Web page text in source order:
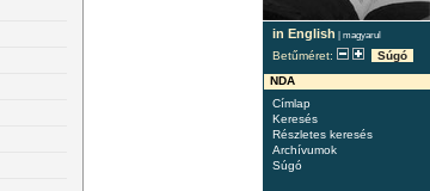
in English | magyarul
Betűméret:
Súgó
NDA
Címlap
Keresés
Részletes keresés
Archívumok
Súgó